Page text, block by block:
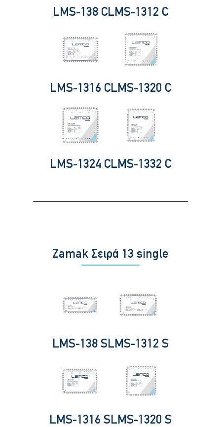
LMS-138 CLMS-1312 C
LMS-1316 CLMS-1320 C
LMS-1324 CLMS-1332 C
Zamak Σειρά 13 single
LMS-138 S LMS-1312 S
LMS-1316 S LMS-1320 S